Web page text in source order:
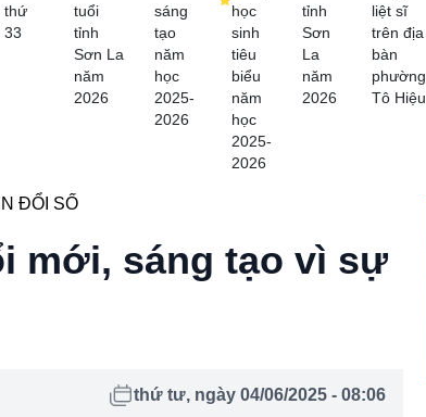
thứ
33
tuổi
tỉnh
Sơn La
năm
2026
sáng
tạo
năm
học
2025-
2026
học
sinh
tiêu
biểu
năm
học
2025-
2026
tỉnh
Sơn
La
năm
2026
liệt sĩ
trên địa
bàn
phường
Tô Hiệu
ĐỔI SỐ
mới, sáng tạo vì sự
thứ tư, ngày 04/06/2025 - 08:06